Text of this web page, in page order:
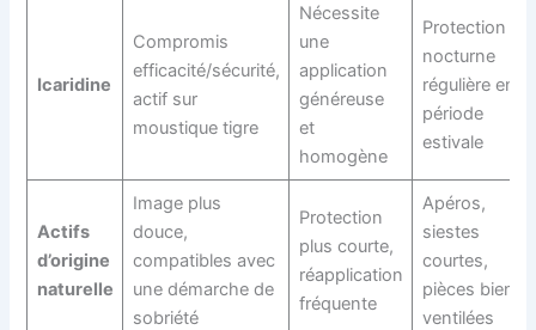
Icaridine
Compromis
efficacité/sécurité,
actif sur
moustique tigre
Nécessite
une
application
généreuse
et
homogène
Protection
nocturne
régulière en
période
estivale
Actifs
d’origine
naturelle
Image plus
douce,
compatibles avec
une démarche de
sobriété
Protection
plus courte,
réapplication
fréquente
Apéros,
siestes
courtes,
pièces bien
ventilées